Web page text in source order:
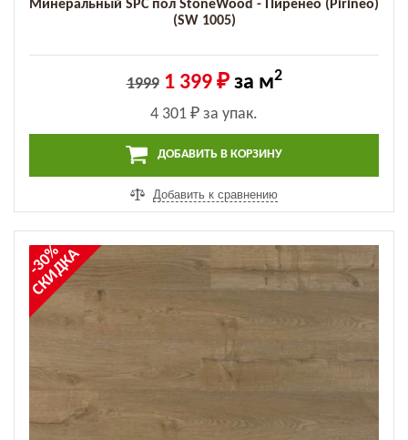
Минеральный SPC пол StoneWood - Пиренео (Pirineo)
(SW 1005)
1999 1 399 ₽за м2
4 301 ₽ за упак.
ДОБАВИТЬ В КОРЗИНУ
Добавить к сравнению
-30%
СКИДКА